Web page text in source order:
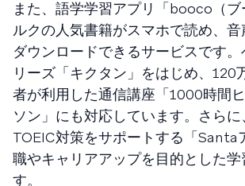
また、語学学習アプリ「booco（
ルクの人気書籍がスマホで読め、
ダウンロードできるサービスです
リーズ「キクタン」をはじめ、120
者が利用した通信講座「1000時間
ソン」にも対応しています。さら
TOEIC対策をサポートする「Santa
職やキャリアアップを目的とした
す。